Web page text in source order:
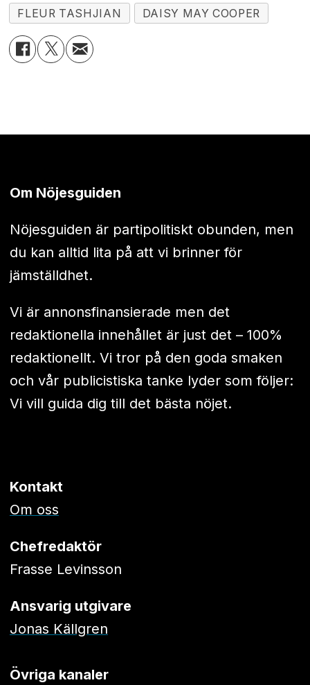
FLEUR TASHJIAN
DAISY MAY COOPER
Om Nöjesguiden
Nöjesguiden är partipolitiskt obunden, men
du kan alltid lita på att vi brinner för
jämställdhet.
Vi är annonsfinansierade men det
redaktionella innehållet är just det – 100%
redaktionellt. Vi tror på den goda smaken
och vår publicistiska tanke lyder som följer:
Vi vill guida dig till det bästa nöjet.
Kontakt
Om oss
Chefredaktör
Frasse Levinsson
Ansvarig utgivare
Jonas Källgren
Övriga kanaler